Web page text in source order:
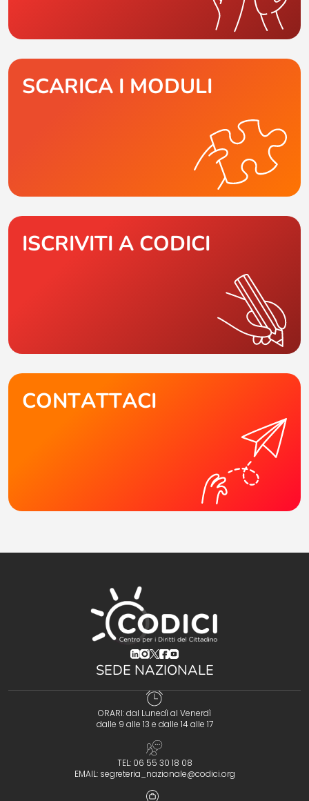
SCARICA I MODULI
ISCRIVITI A CODICI
CONTATTACI
(opens in a new tab)
(opens in a new tab)
(opens in a new tab)
(opens in a new tab)
(opens in a new tab)
SEDE NAZIONALE
ORARI: dal Lunedì al Venerdì
dalle 9 alle 13 e dalle 14 alle 17
TEL: 06 55 30 18 08
EMAIL: segreteria_nazionale@codici.org